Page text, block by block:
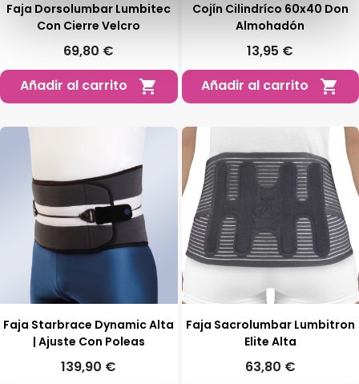
Faja Dorsolumbar Lumbitec
Con Cierre Velcro
69,80 €
Añadir al carrito

Cojín Cilindríco 60x40 Don
Almohadón
13,95 €
Añadir al carrito

Faja Starbrace Dynamic Alta
| Ajuste Con Poleas
139,90 €
Faja Sacrolumbar Lumbitron
Elite Alta
63,80 €